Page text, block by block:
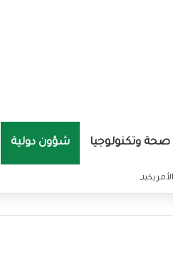
صحة وتكنولوجيا شؤون دولية
الإيرانية موازين القوى بالمنطقة؟